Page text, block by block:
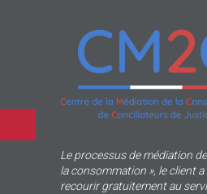
Le processus de médiation
la consommation », le client a
recourir gratuitement au